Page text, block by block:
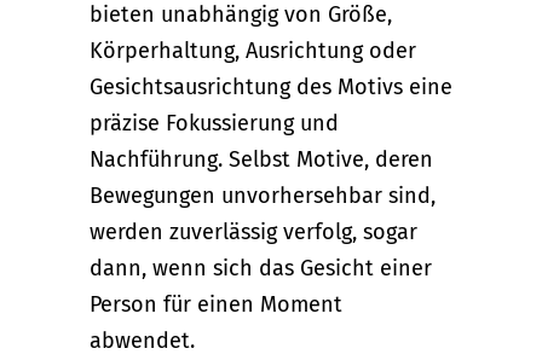
bieten unabhängig von Größe,
Körperhaltung, Ausrichtung oder
Gesichtsausrichtung des Motivs eine
präzise Fokussierung und
Nachführung. Selbst Motive, deren
Bewegungen unvorhersehbar sind,
werden zuverlässig verfolg, sogar
dann, wenn sich das Gesicht einer
Person für einen Moment
abwendet.